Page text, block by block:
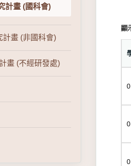
計畫 (國科會)
計畫 (非國科會)
畫 (不經研發處)
顯